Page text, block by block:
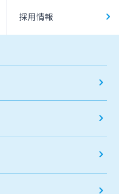
採用情報